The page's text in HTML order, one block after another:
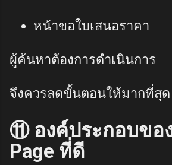
หน้าขอใบเสนอราคา
ผู้ค้นหาต้องการดำเนินการ
จึงควรลดขั้นตอนให้มากที่สุด
⑪ องค์ประกอบขอ
Page ที่ดี